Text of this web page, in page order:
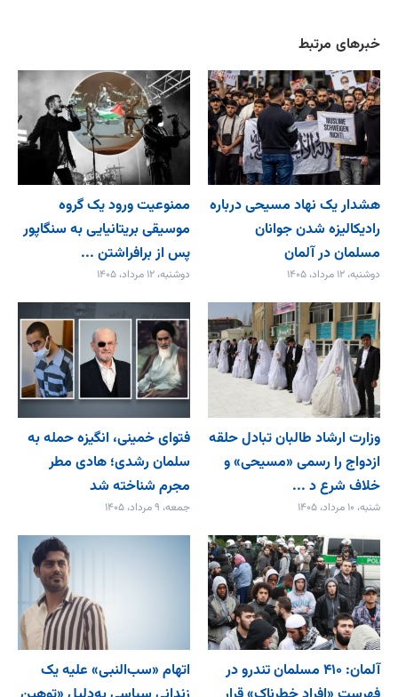
خبرهای مرتبط
هشدار یک نهاد مسیحی درباره
رادیکالیزه شدن جوانان
مسلمان در آلمان
دوشنبه، ۱۲ مرداد، ۱۴۰۵
ممنوعیت ورود یک گروه
موسیقی بریتانیایی به سنگاپور
پس از برافراشتن ...
دوشنبه، ۱۲ مرداد، ۱۴۰۵
وزارت ارشاد طالبان تبادل حلقه
ازدواج را رسمی «مسیحی» و
خلاف شرع د ...
شنبه، ۱۰ مرداد، ۱۴۰۵
فتوای خمینی، انگیزه حمله به
سلمان رشدی؛ هادی مطر
مجرم شناخته شد
جمعه، ۹ مرداد، ۱۴۰۵
آلمان: ۴۱۰ مسلمان تندرو در
اتهام «سب‌النبی» علیه یک